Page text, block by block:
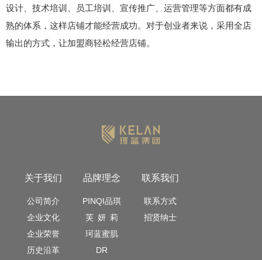
设计、技术培训、员工培训、宣传推广、运营管理等方面都有成
熟的体系，这样店铺才能经营成功。对于创业者来说，采用全店
输出的方式，让加盟商轻松经营店铺。
关于我们
公司简介
企业文化
企业荣誉
历史沿革
品牌理念
PINQI品琪
芙 妍 莉
珂蓝蜜肌
DR
联系我们
联系方式
招贤纳士